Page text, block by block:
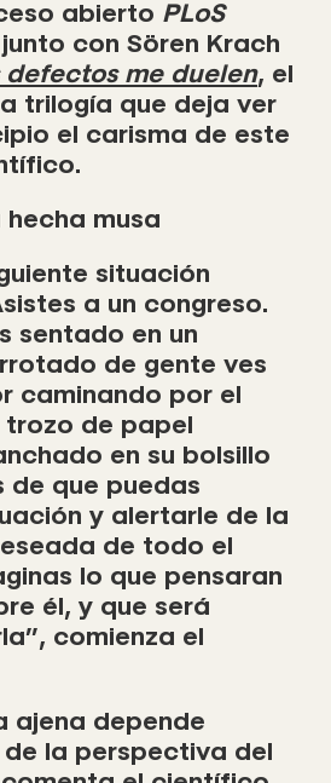
abierto PLoS
con Sören Krach
defectos me duelen, el
trilogía que deja ver
el carisma de este
musa
situación
a un congreso.
sentado en un
de gente ves
caminando por el
trozo de papel
en su bolsillo
de que puedas
y alertarle de la
de todo el
lo que pensaran
él, y que será
comienza el
ajena depende
la perspectiva del